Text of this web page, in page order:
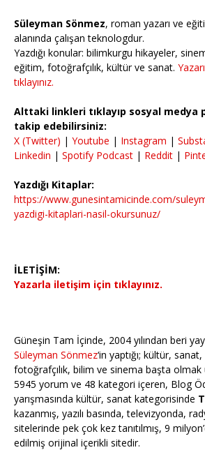
Süleyman Sönmez, roman yazarı ve
alanında çalışan teknologdur.
Yazdığı konular: bilimkurgu hikayeler,
eğitim, fotoğrafçılık, kültür ve sanat.
tıklayınız.
Alttaki linkleri tıklayıp sosyal medya
takip edebilirsiniz:
X (Twitter) | Youtube | Instagram |
Linkedin | Spotify Podcast | Reddit |
Yazdığı Kitaplar:
https://www.gunesintamicinde.com/
yazdigi-kitaplari-nasil-okursunuz/
İLETİŞİM:
Yazarla iletişim için tıklayınız.
Güneşin Tam İçinde, 2004 yılından beri
Süleyman Sönmez‘in yaptığı; kültür,
fotoğrafçılık, bilim ve sinema başta
5945 yorum ve 48 kategori içeren, Blog
yarışmasında kültür, sanat kategorisinde
kazanmış, yazılı basında, televizyonda,
sitelerinde pek çok kez tanıtılmış, 9
edilmiş orijinal içerikli sitedir.